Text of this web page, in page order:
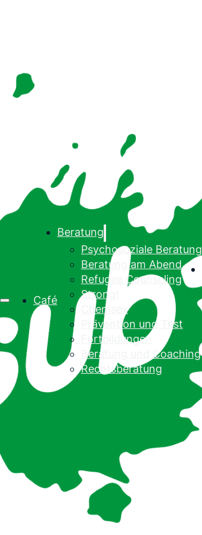
Café
Beratung
Psychosoziale Beratung
Beratung am Abend
Refugee Counseling
Strong!
Chemsex
Prävention und Test
Fortbildungen
Beratung und Coaching
Rechtsberatung